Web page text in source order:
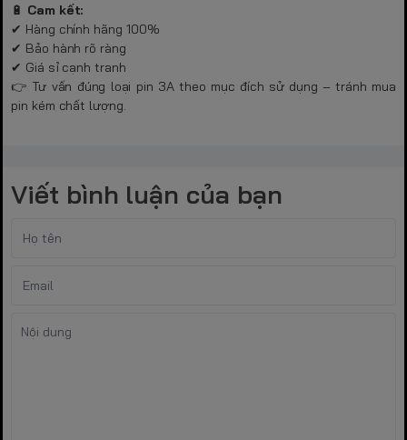
🔋 Cam kết:
✔ Hàng chính hãng 100%
✔ Bảo hành rõ ràng
✔ Giá sỉ cạnh tranh
👉 Tư vấn đúng loại pin 3A theo mục đích sử dụng – tránh mua
pin kém chất lượng.
Viết bình luận của bạn